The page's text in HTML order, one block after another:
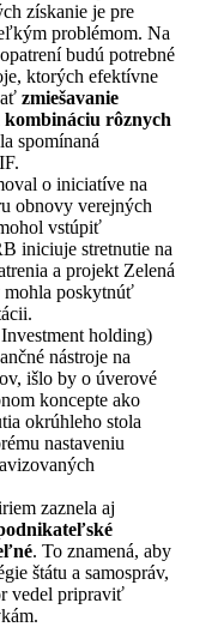
získanie je pre
problémom. Na
budú potrebné
ktorých efektívne
zmiešavanie
rôznych
spomínaná
o iniciatíve na
obnovy verejných
vstúpiť
iniciuje stretnutie na
a projekt Zelená
mohla poskytnúť
holding)
nástroje na
išlo by o úverové
koncepte ako
okrúhleho stola
nastaveniu
zaznela aj
. To znamená, aby
štátu a samospráv,
vedel pripraviť